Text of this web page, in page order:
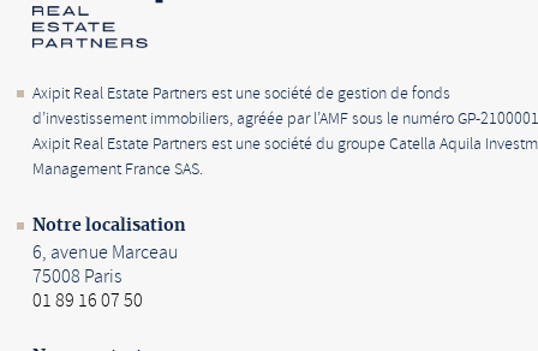
Axipit Real Estate Partners est une société de gestion de fonds
d’investissement immobiliers, agréée par l’AMF sous le numéro GP-
Axipit Real Estate Partners est une société du groupe Catella Aquila
Management France SAS.
Notre localisation
6, avenue Marceau
75008 Paris
01 89 16 07 50